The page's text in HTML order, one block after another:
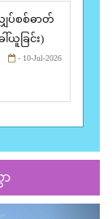
ျှပ်စစ်ဓာတ်
ယူခြင်း)
- 10-Jul-2026